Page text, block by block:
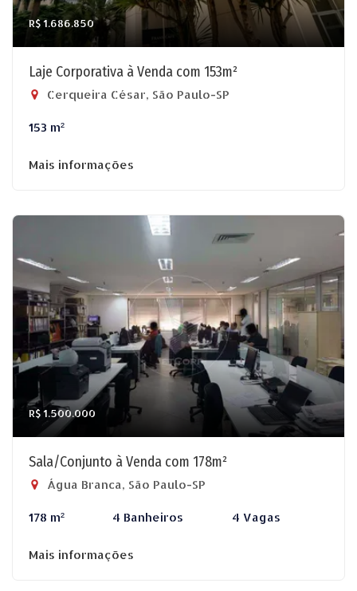
R$ 1.686.850
Laje Corporativa à Venda com 153m²
Cerqueira César, São Paulo-SP
153 m²
Mais informações
R$ 1.500.000
Sala/Conjunto à Venda com 178m²
Água Branca, São Paulo-SP
178 m² 4 Banheiros 4 Vagas
Mais informações